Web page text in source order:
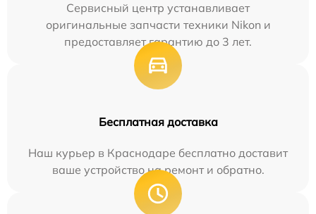
Сервисный центр устанавливает
оригинальные запчасти техники Nikon и
предоставляет гарантию до 3 лет.
Бесплатная доставка
Наш курьер в Краснодаре бесплатно доставит
ваше устройство на ремонт и обратно.